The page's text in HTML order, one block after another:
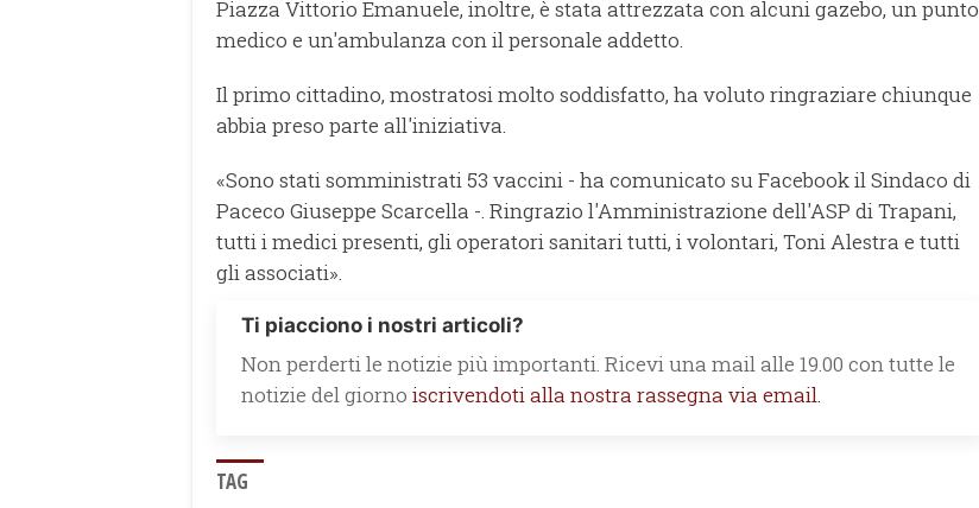
Piazza Vittorio Emanuele, inoltre, è stata attrezzata con alcuni gazebo, un punto
medico e un'ambulanza con il personale addetto.
Il primo cittadino, mostratosi molto soddisfatto, ha voluto ringraziare chiunque
abbia preso parte all'iniziativa.
«Sono stati somministrati 53 vaccini - ha comunicato su Facebook il Sindaco di
Paceco Giuseppe Scarcella -. Ringrazio l'Amministrazione dell'ASP di Trapani,
tutti i medici presenti, gli operatori sanitari tutti, i volontari, Toni Alestra e tutti
gli associati».
Ti piacciono i nostri articoli?
Non perderti le notizie più importanti. Ricevi una mail alle 19.00 con tutte le
notizie del giorno iscrivendoti alla nostra rassegna via email.
TAG